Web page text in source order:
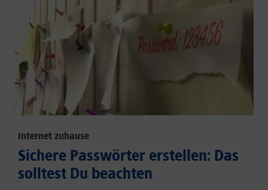
Internet zuhause
Sichere Passwörter erstellen: Das
solltest Du beachten